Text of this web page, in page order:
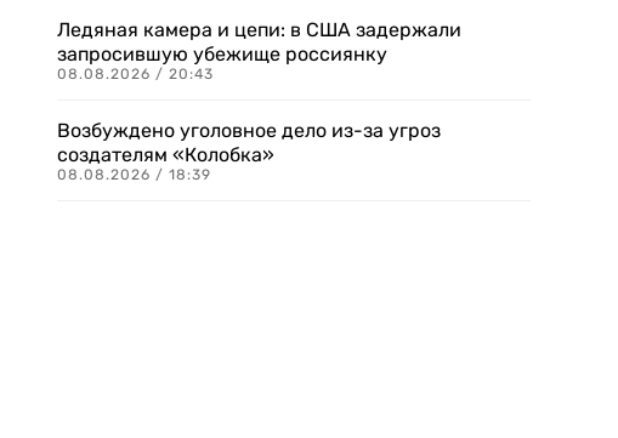
Ледяная камера и цепи: в США задержали
запросившую убежище россиянку
08.08.2026 / 20:43
Возбуждено уголовное дело из-за угроз
создателям «Колобка»
08.08.2026 / 18:39